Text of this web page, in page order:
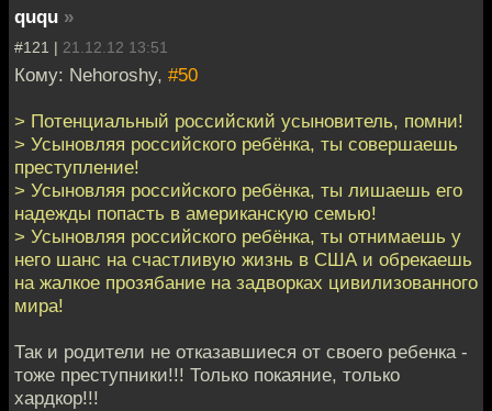
ququ »
#121 | 21.12.12 13:51
Кому: Nehoroshy, #50
> Потенциальный российский усыновитель, помни!
> Усыновляя российского ребёнка, ты совершаешь
преступление!
> Усыновляя российского ребёнка, ты лишаешь его
надежды попасть в американскую семью!
> Усыновляя российского ребёнка, ты отнимаешь у
него шанс на счастливую жизнь в США и обрекаешь
на жалкое прозябание на задворках цивилизованного
мира!
Так и родители не отказавшиеся от своего ребенка -
тоже преступники!!! Только покаяние, только
хардкор!!!